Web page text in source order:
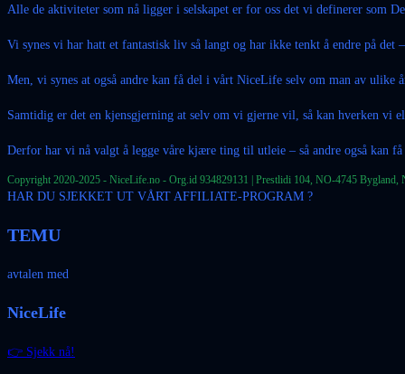
Alle de aktiviteter som nå ligger i selskapet er for oss det vi definerer som
Vi synes vi har hatt et fantastisk liv så langt og har ikke tenkt å endre på
Men, vi synes at også andre kan få del i vårt NiceLife selv om man av
Samtidig er det en kjensgjerning at selv om vi gjerne vil, så kan hverken vi
Derfor har vi nå valgt å legge våre kjære ting til utleie – så andre også kan få
Copyright 2020-2025 - NiceLife.no - Org.id 934829131 | Prestlidi 104, NO-4745
HAR DU SJEKKET UT VÅRT AFFILIATE-PROGRAM ?
TEMU
avtalen med
NiceLife
👉 Sjekk nå!